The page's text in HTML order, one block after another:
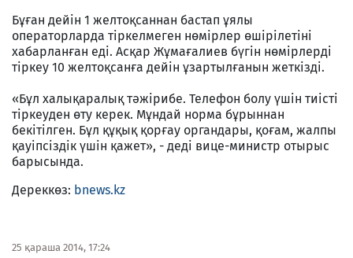
Бұған дейін 1 желтоқсаннан бастап ұялы
операторларда тіркелмеген нөмірлер өшірілетіні
хабарланған еді. Асқар Жұмағалиев бүгін нөмірлерді
тіркеу 10 желтоқсанға дейін ұзартылғанын жеткізді.
«Бұл халықаралық тәжірибе. Телефон болу үшін тиісті
тіркеуден өту керек. Мұндай норма бұрыннан
бекітілген. Бұл құқық қорғау органдары, қоғам, жалпы
қауіпсіздік үшін қажет», - деді вице-министр отырыс
барысында.
Дереккөз: bnews.kz
25 қараша 2014, 17:24